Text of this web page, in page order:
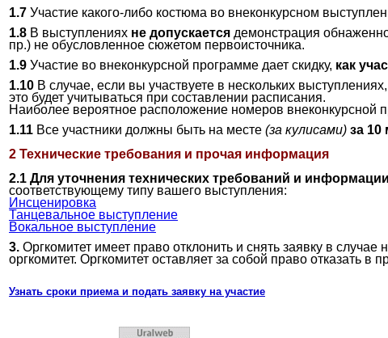
1.7 Участие какого-либо костюма во внеконкурсном
1.8 В выступлениях не допускается демонстрация
пр.) не обусловленное сюжетом первоисточника.
1.9 Участие во внеконкурсной программе дает скидку, как
1.10 В случае, если вы участвуете в нескольких
это будет учитываться при составлении расписания.
Наиболее вероятное расположение номеров
1.11 Все участники должны быть на месте (за кулисами) за 10
2 Технические требования и прочая информация
2.1 Для уточнения технических требований и
соответствующему типу вашего выступления:
Инсценировка
Танцевальное выступление
Вокальное выступление
3. Оргкомитет имеет право отклонить и снять заявку в
оргкомитет. Оргкомитет оставляет за собой право отказать в
Узнать сроки приема и подать заявку на участие